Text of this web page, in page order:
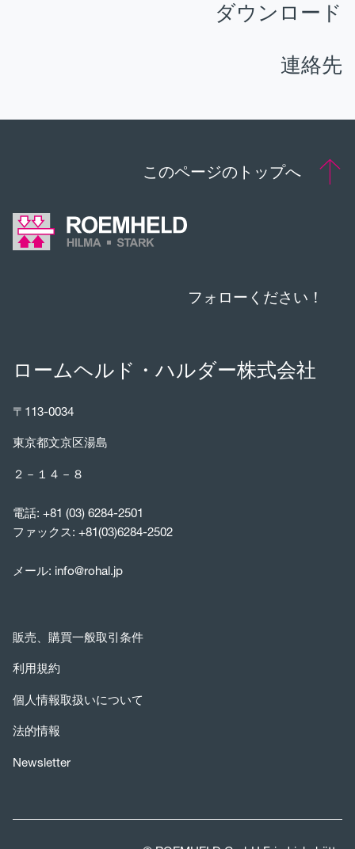
ダウンロード
連絡先
このページのトップへ
フォローください！
ロームヘルド・ハルダー株式会社
〒113-0034
東京都文京区湯島
２－１４－８
電話: +81 (03) 6284-2501
ファックス: +81(03)6284-2502
メール: info@rohal.jp
販売、購買一般取引条件
利用規約
個人情報取扱いについて
法的情報
Newsletter